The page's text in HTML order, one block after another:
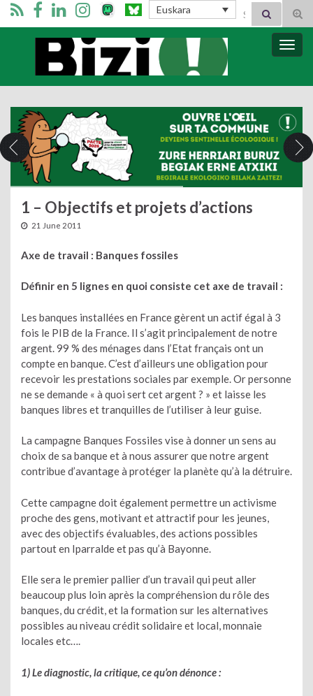
Euskara Search for:
Bizi Mugimendua
1 – Objectifs et projets d’actions
21 June 2011
Axe de travail : Banques fossiles
Définir en 5 lignes en quoi consiste cet axe de travail :
Les banques installées en France gèrent un actif égal à 3
fois le PIB de la France. Il s’agit principalement de notre
argent. 99 % des ménages dans l’Etat français ont un
compte en banque. C’est d’ailleurs une obligation pour
recevoir les prestations sociales par exemple. Or personne
ne se demande « à quoi sert cet argent ? » et laisse les
banques libres et tranquilles de l’utiliser à leur guise.
La campagne Banques Fossiles vise à donner un sens au
choix de sa banque et à nous assurer que notre argent
contribue d’avantage à protéger la planète qu’à la détruire.
Cette campagne doit également permettre un activisme
proche des gens, motivant et attractif pour les jeunes,
avec des objectifs évaluables, des actions possibles
partout en Iparralde et pas qu’à Bayonne.
Elle sera le premier pallier d’un travail qui peut aller
beaucoup plus loin après la compréhension du rôle des
banques, du crédit, et la formation sur les alternatives
possibles au niveau crédit solidaire et local, monnaie
locales etc….
1) Le diagnostic, la critique, ce qu’on dénonce :